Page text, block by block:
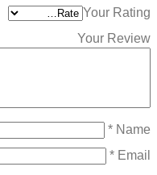
Your Rating
Your Review
Name
*
Email
*